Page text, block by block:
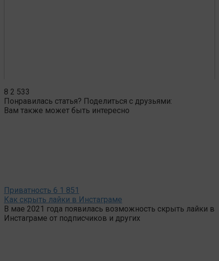
8 2 533
Понравилась статья? Поделиться с друзьями:
Вам также может быть интересно
Приватность 6 1 851
Как скрыть лайки в Инстаграме
В мае 2021 года появилась возможность скрыть лайки в
Инстаграме от подписчиков и других